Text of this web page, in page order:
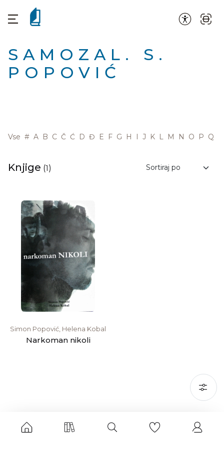
SAMOZAL. S.
POPOVIĆ
Vse # A B C Č Ć D Đ E F G H I J K L M N O P Q
Knjige (1)
Simon Popović, Helena Kobal
Narkoman nikoli